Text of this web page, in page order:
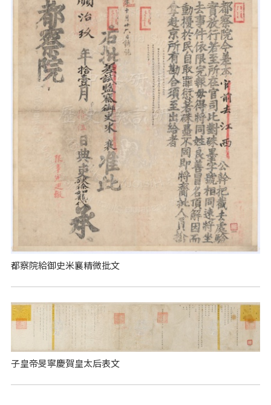
都察院給御史米襄精微批文
子皇帝旻寧慶賀皇太后表文